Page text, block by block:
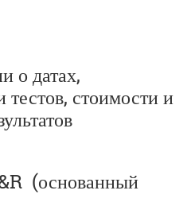
о датах,
стоимости и
(основанный